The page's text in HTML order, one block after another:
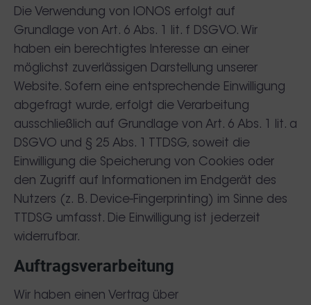
Die Verwendung von IONOS erfolgt auf
Grundlage von Art. 6 Abs. 1 lit. f DSGVO. Wir
haben ein berechtigtes Interesse an einer
möglichst zuverlässigen Darstellung unserer
Website. Sofern eine entsprechende Einwilligung
abgefragt wurde, erfolgt die Verarbeitung
ausschließlich auf Grundlage von Art. 6 Abs. 1 lit. a
DSGVO und § 25 Abs. 1 TTDSG, soweit die
Einwilligung die Speicherung von Cookies oder
den Zugriff auf Informationen im Endgerät des
Nutzers (z. B. Device-Fingerprinting) im Sinne des
TTDSG umfasst. Die Einwilligung ist jederzeit
widerrufbar.
Auftragsverarbeitung
Wir haben einen Vertrag über